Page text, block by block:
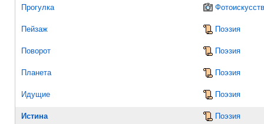
Прогулка
Пейзаж Поэзия
Поворот Поэзия
Планета Поэзия
Идущие Поэзия
Истина Поэзия